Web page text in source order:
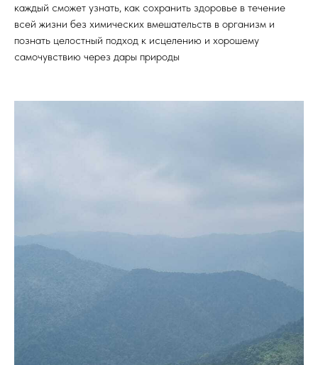
каждый сможет узнать, как сохранить здоровье в течение
всей жизни без химических вмешательств в организм и
познать целостный подход к исцелению и хорошему
самочувствию через дары природы